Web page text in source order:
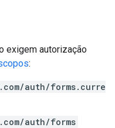
exigem autorização
:
auth/forms.curre
auth/forms